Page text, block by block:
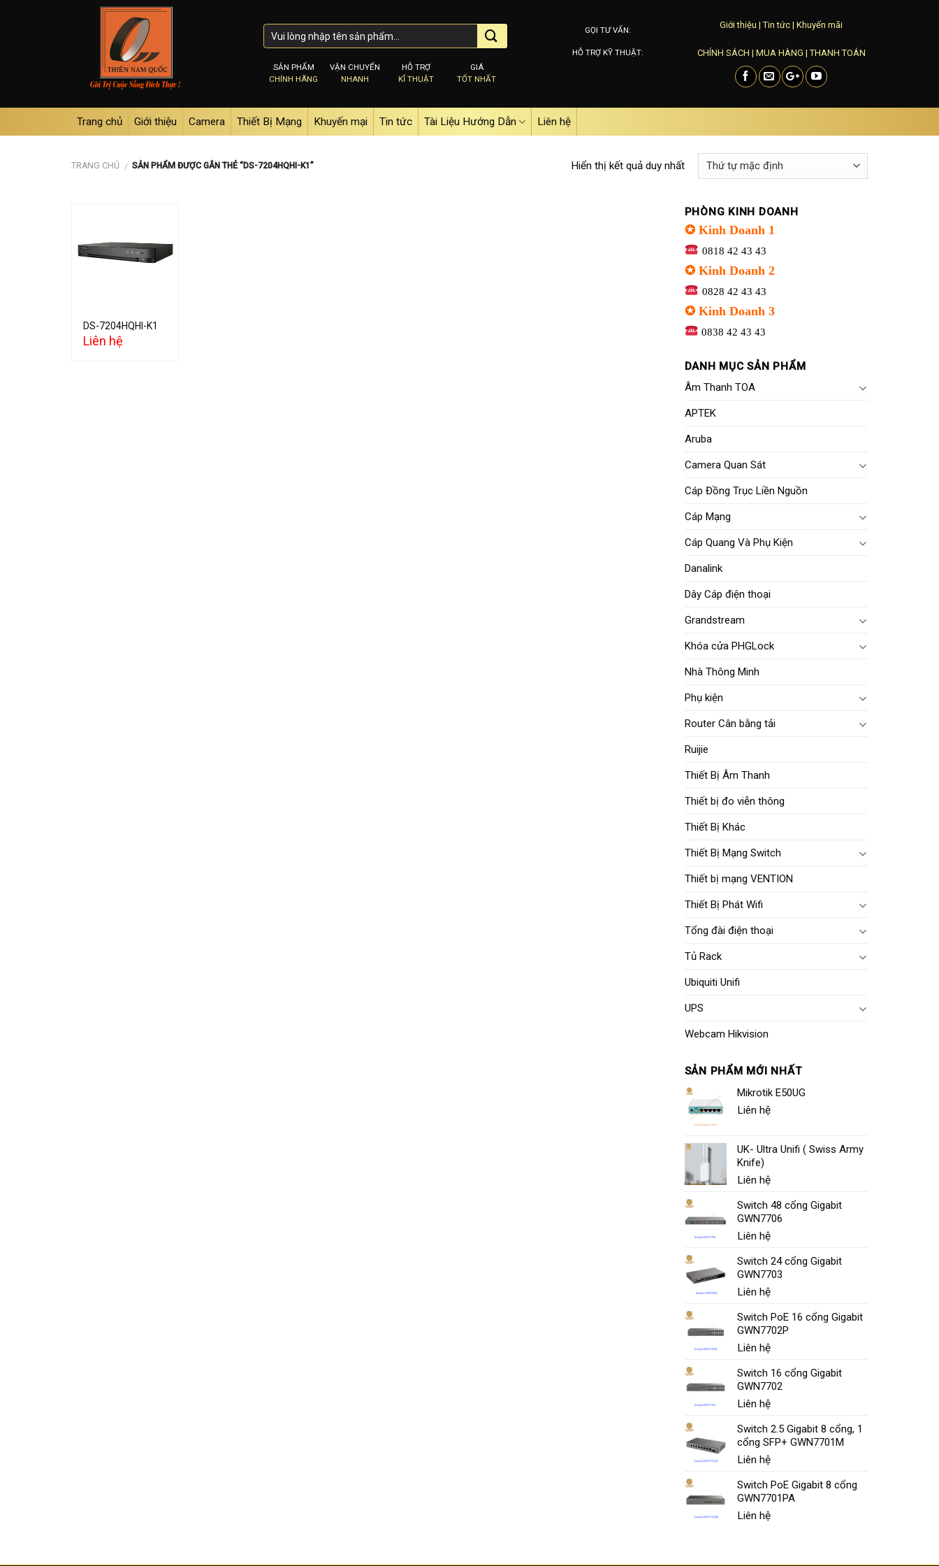
SẢN PHẨM
CHÍNH HÃNG
VẬN CHUYỂN
NHANH
HỖ TRỢ
KĨ THUẬT
GIÁ
TỐT NHẤT
GỌI TƯ VẤN:
HỖ TRỢ KỸ THUẬT:
Giới thiệu |Tin tức | Khuyến mãi
CHÍNH SÁCH | MUA HÀNG |THANH TOÁN
Trang chủ Giới thiệu Camera Thiết Bị Mạng Khuyến mại Tin tức Tài Liệu Hướng Dẫn Liên hệ
TRANG CHỦ / SẢN PHẨM ĐƯỢC GẮN THẺ “DS-7204HQHI-K1” Hiển thị kết quả duy nhất
Add to
DS-7204HQHI-K1
Liên hệ
PHÒNG KINH DOANH
✪ Kinh Doanh 1
0818 42 43 43
✪ Kinh Doanh 2
0828 42 43 43
✪ Kinh Doanh 3
0838 42 43 43
DANH MỤC SẢN PHẨM
Âm Thanh TOA
APTEK
Aruba
Camera Quan Sát
Cáp Đồng Trục Liền Nguồn
Cáp Mạng
Cáp Quang Và Phụ Kiện
Danalink
Dây Cáp điện thoại
Grandstream
Khóa cửa PHGLock
Nhà Thông Minh
Phụ kiện
Router Cân bằng tải
Ruijie
Thiết Bị Âm Thanh
Thiết bị đo viễn thông
Thiết Bị Khác
Thiết Bị Mạng Switch
Thiết bị mạng VENTION
Thiết Bị Phát Wifi
Tổng đài điện thoại
Tủ Rack
Ubiquiti Unifi
UPS
Webcam Hikvision
SẢN PHẨM MỚI NHẤT
Mikrotik E50UG
Liên hệ
UK- Ultra Unifi ( Swiss Army
Knife)
Liên hệ
Switch 48 cổng Gigabit
GWN7706
Liên hệ
Switch 24 cổng Gigabit
GWN7703
Liên hệ
Switch PoE 16 cổng Gigabit
GWN7702P
Liên hệ
Switch 16 cổng Gigabit
GWN7702
Liên hệ
Switch 2.5 Gigabit 8 cổng, 1
cổng SFP+ GWN7701M
Liên hệ
Switch PoE Gigabit 8 cổng
GWN7701PA
Liên hệ